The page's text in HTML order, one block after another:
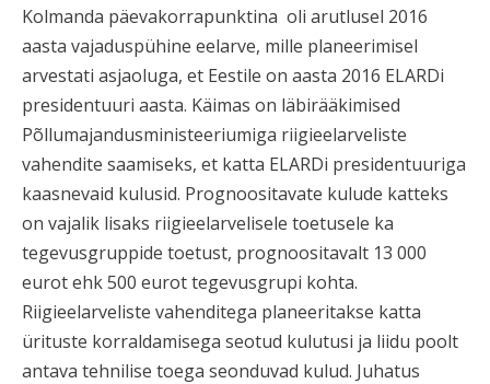
Kolmanda päevakorrapunktina oli arutlusel 2016
aasta vajaduspühine eelarve, mille planeerimisel
arvestati asjaoluga, et Eestile on aasta 2016 ELARDi
presidentuuri aasta. Käimas on läbirääkimised
Põllumajandusministeeriumiga riigieelarveliste
vahendite saamiseks, et katta ELARDi presidentuuriga
kaasnevaid kulusid. Prognoositavate kulude katteks
on vajalik lisaks riigieelarvelisele toetusele ka
tegevusgruppide toetust, prognoositavalt 13 000
eurot ehk 500 eurot tegevusgrupi kohta.
Riigieelarveliste vahenditega planeeritakse katta
ürituste korraldamisega seotud kulutusi ja liidu poolt
antava tehnilise toega seonduvad kulud. Juhatus